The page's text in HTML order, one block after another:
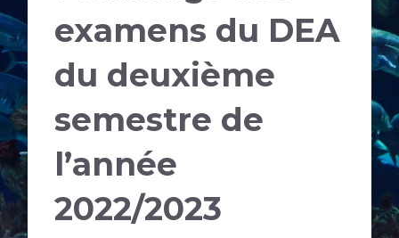
examens du DEA
du deuxième
semestre de
l’année
2022/2023